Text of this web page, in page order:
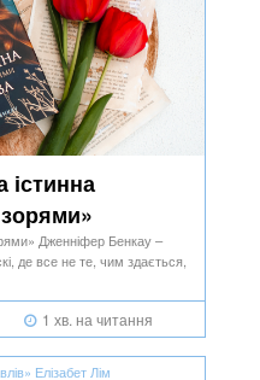
істинна
Дженніфер Бенкау –
де все не те, чим здається,
1 хв. на читання